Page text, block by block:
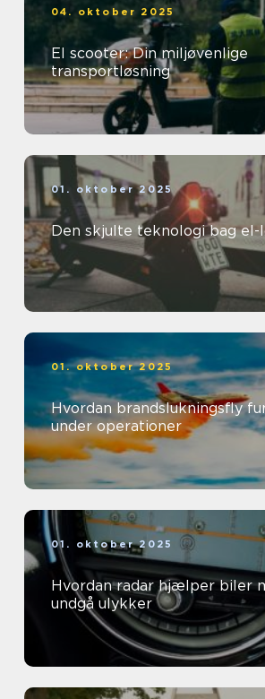
04. oktober 2025
El scooter: Din miljøvenlige
transportløsning
01. oktober 2025
Den skjulte teknologi bag el-
01. oktober 2025
Hvordan brandslukningsfly
under operationer
01. oktober 2025
Hvordan radar hjælper biler
undgå ulykker